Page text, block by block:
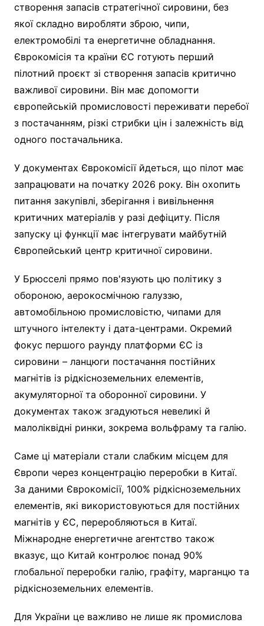
створення запасів стратегічної сировини, без
якої складно виробляти зброю, чипи,
електромобілі та енергетичне обладнання.
Єврокомісія та країни ЄС готують перший
пілотний проєкт зі створення запасів критично
важливої сировини. Він має допомогти
європейській промисловості переживати перебої
з постачанням, різкі стрибки цін і залежність від
одного постачальника.
У документах Єврокомісії йдеться, що пілот має
запрацювати на початку 2026 року. Він охопить
питання закупівлі, зберігання і вивільнення
критичних матеріалів у разі дефіциту. Після
запуску ці функції має інтегрувати майбутній
Європейський центр критичної сировини.
У Брюсселі прямо пов'язують цю політику з
обороною, аерокосмічною галуззю,
автомобільною промисловістю, чипами для
штучного інтелекту і дата-центрами. Окремий
фокус першого раунду платформи ЄС із
сировини – ланцюги постачання постійних
магнітів із рідкісноземельних елементів,
акумуляторної та оборонної сировини. У
документах також згадуються невеликі й
малоліквідні ринки, зокрема вольфраму та галію.
Саме ці матеріали стали слабким місцем для
Європи через концентрацію переробки в Китаї.
За даними Єврокомісії, 100% рідкісноземельних
елементів, які використовуються для постійних
магнітів у ЄС, переробляються в Китаї.
Міжнародне енергетичне агентство також
вказує, що Китай контролює понад 90%
глобальної переробки галію, графіту, марганцю та
рідкісноземельних елементів.
Для України це важливо не лише як промислова